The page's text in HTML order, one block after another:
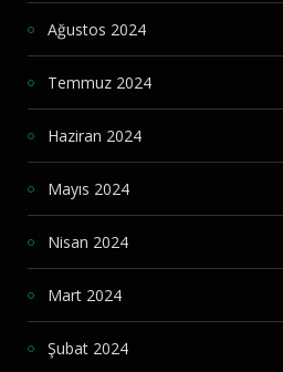
Ağustos 2024
Temmuz 2024
Haziran 2024
Mayıs 2024
Nisan 2024
Mart 2024
Şubat 2024